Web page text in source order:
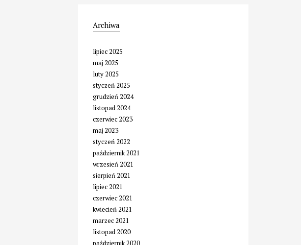
Archiwa
lipiec 2025
maj 2025
luty 2025
styczeń 2025
grudzień 2024
listopad 2024
czerwiec 2023
maj 2023
styczeń 2022
październik 2021
wrzesień 2021
sierpień 2021
lipiec 2021
czerwiec 2021
kwiecień 2021
marzec 2021
listopad 2020
październik 2020